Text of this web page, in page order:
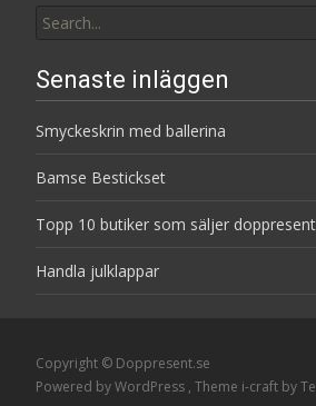
for:
Senaste inläggen
Smyckeskrin med ballerina
Bamse Bestickset
Topp 10 butiker som säljer
Handla julklappar
Copyright © Doppresent.se
Powered by WordPress , Theme i-craft by